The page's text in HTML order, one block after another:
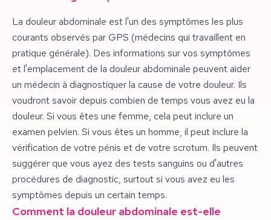
La douleur abdominale est l'un des symptômes les plus
courants observés par GPS (médecins qui travaillent en
pratique générale). Des informations sur vos symptômes
et l'emplacement de la douleur abdominale peuvent aider
un médecin à diagnostiquer la cause de votre douleur. Ils
voudront savoir depuis combien de temps vous avez eu la
douleur. Si vous êtes une femme, cela peut inclure un
examen pelvien. Si vous êtes un homme, il peut inclure la
vérification de votre pénis et de votre scrotum. Ils peuvent
suggérer que vous ayez des tests sanguins ou d'autres
procédures de diagnostic, surtout si vous avez eu les
symptômes depuis un certain temps.
Comment la douleur abdominale est-elle